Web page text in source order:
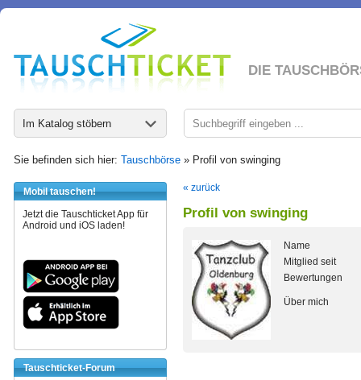
DIE
Im Katalog stöbern
Sie befinden sich hier: Tauschbörse » Profil von swinging
Mobil tauschen!
Jetzt die Tauschticket App für
Android und iOS laden!
Tauschticket-Forum
« zurück
Profil von swinging
Name
Mitglied seit
Bewertungen
Über mich